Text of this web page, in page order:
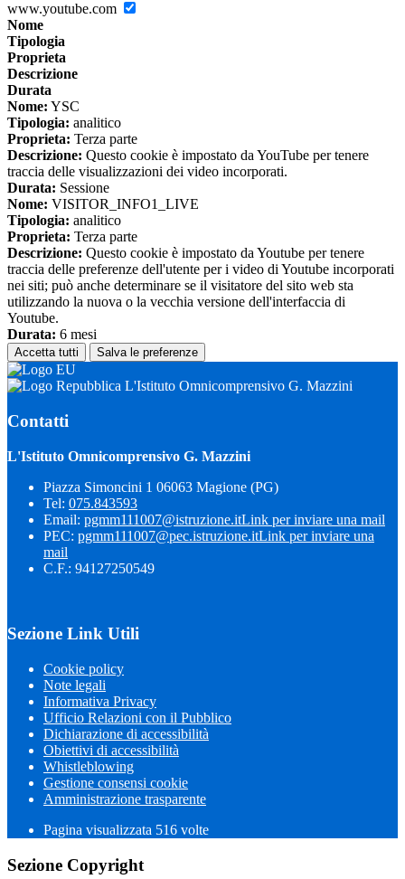
www.youtube.com
Nome
Tipologia
Proprieta
Descrizione
Durata
Nome: YSC
Tipologia: analitico
Proprieta: Terza parte
Descrizione: Questo cookie è impostato da YouTube per tenere
traccia delle visualizzazioni dei video incorporati.
Durata: Sessione
Nome: VISITOR_INFO1_LIVE
Tipologia: analitico
Proprieta: Terza parte
Descrizione: Questo cookie è impostato da Youtube per tenere
traccia delle preferenze dell'utente per i video di Youtube incorporati
nei siti; può anche determinare se il visitatore del sito web sta
utilizzando la nuova o la vecchia versione dell'interfaccia di
Youtube.
Durata: 6 mesi
Accetta tutti Salva le preferenze
L'Istituto Omnicomprensivo G. Mazzini
Contatti
L'Istituto Omnicomprensivo G. Mazzini
Piazza Simoncini 1 06063 Magione (PG)
Tel: 075.843593
Email: pgmm111007@istruzione.itLink per inviare una mail
PEC: pgmm111007@pec.istruzione.itLink per inviare una
mail
C.F.: 94127250549
Sezione Link Utili
Cookie policy
Note legali
Informativa Privacy
Ufficio Relazioni con il Pubblico
Dichiarazione di accessibilità
Obiettivi di accessibilità
Whistleblowing
Gestione consensi cookie
Amministrazione trasparente
Pagina visualizzata 516 volte
Sezione Copyright